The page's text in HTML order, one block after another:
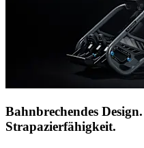
Bahnbrechendes
Strapazierfähigkeit.